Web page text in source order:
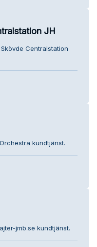
JH
Centralstation
kundtjänst.
jmb.se kundtjänst.